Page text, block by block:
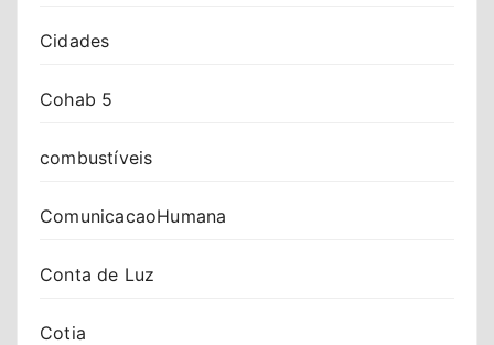
Cidades
Cohab 5
combustíveis
ComunicacaoHumana
Conta de Luz
Cotia